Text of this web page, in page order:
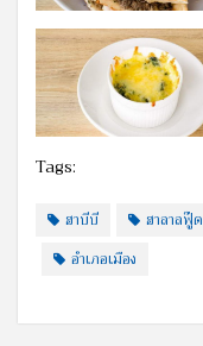
Tags:
ฮาบีบี ฮาลาลฟู๊ด
อำเภอเมือง